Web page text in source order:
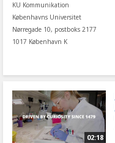
KU Kommunikation
Københavns Universitet
Nørregade 10, postboks 2177
1017 København K
02:18